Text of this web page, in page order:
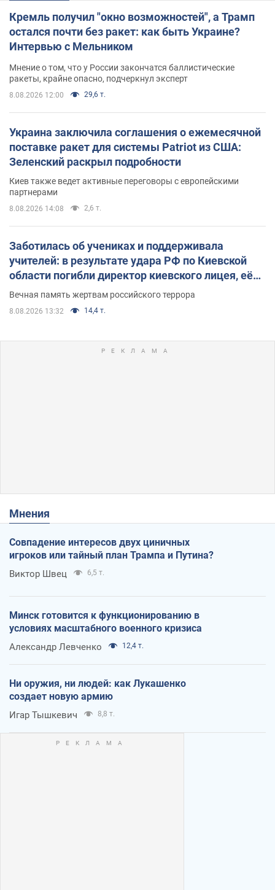
Кремль получил "окно возможностей", а Трамп
остался почти без ракет: как быть Украине?
Интервью с Мельником
Мнение о том, что у России закончатся баллистические
ракеты, крайне опасно, подчеркнул эксперт
8.08.2026 12:00 29,6 т.
Украина заключила соглашения о ежемесячной
поставке ракет для системы Patriot из США:
Зеленский раскрыл подробности
Киев также ведет активные переговоры с европейскими
партнерами
8.08.2026 14:08 2,6 т.
Заботилась об учениках и поддерживала
учителей: в результате удара РФ по Киевской
области погибли директор киевского лицея, её
муж и внук
Вечная память жертвам российского террора
8.08.2026 13:32 14,4 т.
Мнения
Совпадение интересов двух циничных
игроков или тайный план Трампа и Путина?
Виктор Швец 6,5 т.
Минск готовится к функционированию в
условиях масштабного военного кризиса
Александр Левченко 12,4 т.
Ни оружия, ни людей: как Лукашенко
создает новую армию
Игар Тышкевич 8,8 т.